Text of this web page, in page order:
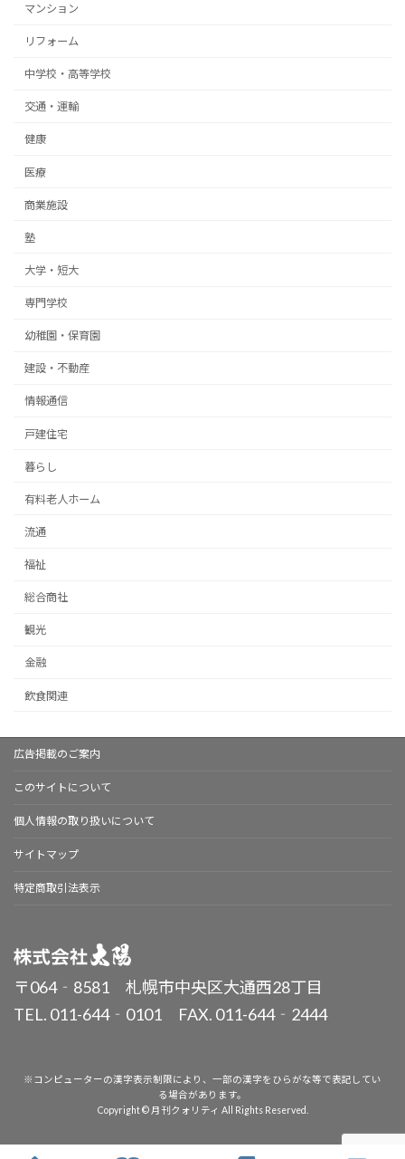
マンション
リフォーム
中学校・高等学校
交通・運輸
健康
医療
商業施設
塾
大学・短大
専門学校
幼稚園・保育園
建設・不動産
情報通信
戸建住宅
暮らし
有料老人ホーム
流通
福祉
総合商社
観光
金融
飲食関連
広告掲載のご案内
このサイトについて
個人情報の取り扱いについて
サイトマップ
特定商取引法表示
〒064‐8581 札幌市中央区大通西28丁目
TEL. 011-644‐0101 FAX. 011-644‐2444
※コンピューターの漢字表示制限により、一部の漢字をひらがな等で表記してい
る場合があります。
Copyright © 月刊クォリティ All Rights Reserved.